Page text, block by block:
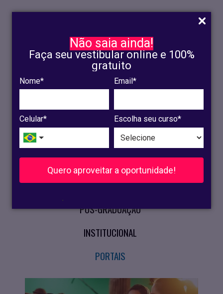
Não saia ainda!
Faça seu vestibular online e 100%
gratuito
Nome* Email*
Celular* Escolha seu curso*
Quero aproveitar a oportunidade!
.
INSCRIÇÃO
OLINDA
RECIFE
VESTIBULAR
CURSOS PRESENCIAIS
PÓS-GRADUAÇÃO
INSTITUCIONAL
PORTAIS